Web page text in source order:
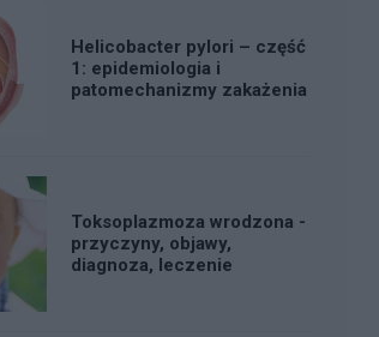
Helicobacter pylori – część
1: epidemiologia i
patomechanizmy zakażenia
Toksoplazmoza wrodzona -
przyczyny, objawy,
diagnoza, leczenie